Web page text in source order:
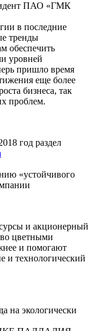
ПАО «ГМК
в последние
тренды
обеспечить
уровней
пришло время
еще более
бизнеса, так
проблем.
год раздел
«устойчивого
и акционерный
цветными
и помогают
и технологический
на экологически